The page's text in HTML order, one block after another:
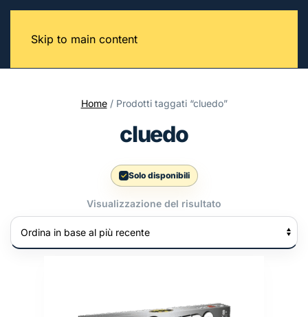
Skip to main content
Home/ Prodotti taggati “cluedo”
cluedo
Solo disponibili
Visualizzazione del risultato